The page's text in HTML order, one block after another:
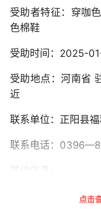
受助者特征：穿咖
色棉鞋
受助时间：2025-
受助地点：河南省
近
联系单位：正阳县
联系电话：
其他信息：
点击